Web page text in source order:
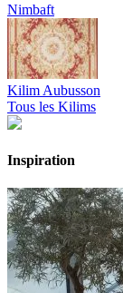
Nimbaft
Kilim Aubusson
Tous les Kilims
Inspiration